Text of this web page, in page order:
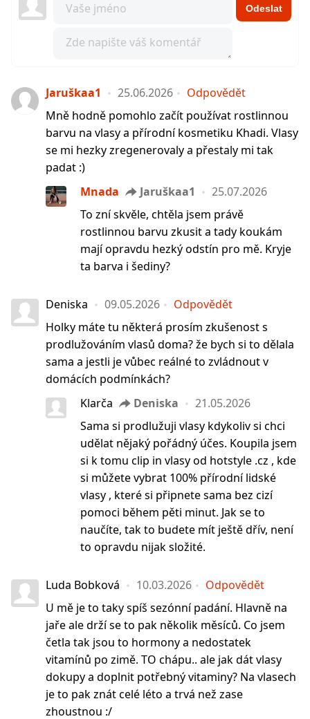
Odeslat
Jaruškaa1 25.06.2026
Odpovědět
Mně hodně pomohlo začít používat rostlinnou
barvu na vlasy a přírodní kosmetiku Khadi. Vlasy
se mi hezky zregenerovaly a přestaly mi tak
padat :)
Mnada
Jaruškaa1
25.07.2026
To zní skvěle, chtěla jsem právě
rostlinnou barvu zkusit a tady koukám
mají opravdu hezký odstín pro mě. Kryje
ta barva i šediny?
Deniska 09.05.2026
Odpovědět
Holky máte tu některá prosím zkušenost s
prodlužováním vlasů doma? že bych si to dělala
sama a jestli je vůbec reálné to zvládnout v
domácích podmínkách?
Klarča
Deniska
21.05.2026
Sama si prodlužuji vlasy kdykoliv si chci
udělat nějaký pořádný účes. Koupila jsem
si k tomu clip in vlasy od hotstyle .cz , kde
si můžete vybrat 100% přírodní lidské
vlasy , které si připnete sama bez cizí
pomoci během pěti minut. Jak se to
naučíte, tak to budete mít ještě dřív, není
to opravdu nijak složité.
Luda Bobková 10.03.2026
Odpovědět
U mě je to taky spíš sezónní padání. Hlavně na
jaře ale drží se to pak několik měsíců. Co jsem
četla tak jsou to hormony a nedostatek
vitamínů po zimě. TO chápu.. ale jak dát vlasy
dokupy a doplnit potřebný vitaminy? Na vlasech
je to pak znát celé léto a trvá než zase
zhoustnou :/